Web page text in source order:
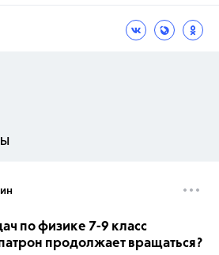
по физике 7-9 класс
продолжает вращаться?